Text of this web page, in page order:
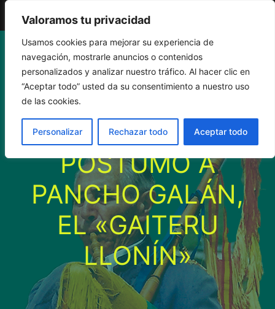
Valoramos tu privacidad
Usamos cookies para mejorar su experiencia de
navegación, mostrarle anuncios o contenidos
personalizados y analizar nuestro tráfico. Al hacer clic en
“Aceptar todo” usted da su consentimiento a nuestro uso
de las cookies.
Personalizar Rechazar todo Aceptar todo
Saltar
contenidoALLES RINDE
HOMENAJE
PÓSTUMO A
PANCHO GALÁN,
EL «GAITERU
LLONÍN»
El Gaiteru de Llonin